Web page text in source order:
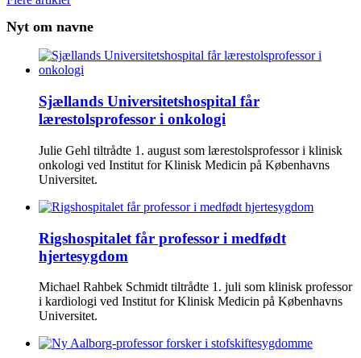
Nyt om navne
Sjællands Universitetshospital får
lærestolsprofessor i onkologi
Julie Gehl tiltrådte 1. august som lærestolsprofessor i klinisk
onkologi ved Institut for Klinisk Medicin på Københavns
Universitet.
Rigshospitalet får professor i medfødt
hjertesygdom
Michael Rahbek Schmidt tiltrådte 1. juli som klinisk professor
i kardiologi ved Institut for Klinisk Medicin på Københavns
Universitet.